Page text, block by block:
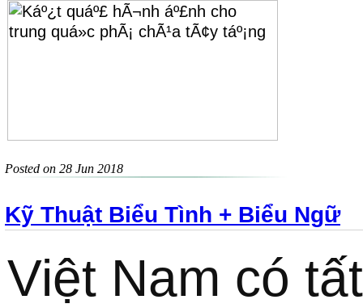
Posted on 28 Jun 2018
Kỹ Thuật Biểu Tình + Biểu Ngữ
Việt Nam có